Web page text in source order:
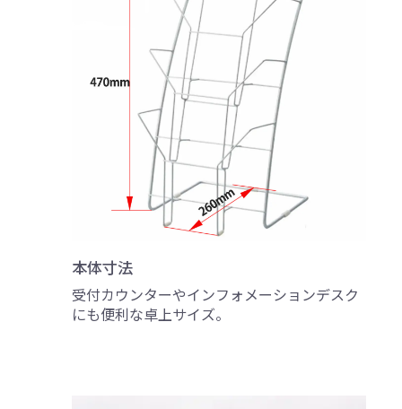
本体寸法
受付カウンターやインフォメーションデスク
にも便利な卓上サイズ。